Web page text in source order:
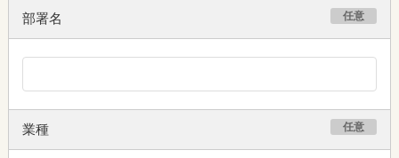
部署名 任意
業種 任意